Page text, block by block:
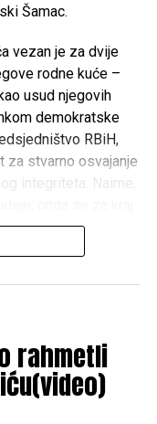
Šamac.
vezan je za dvije
rodne kuće –
usud njegovih
demokratske
RBiH,
za stvarno osvajanje
integriteta. Naime,
bio zaokupljen
Bosnu i
artikulaciju
pronaći kroz
pokušaj da se ovo
rahmetli